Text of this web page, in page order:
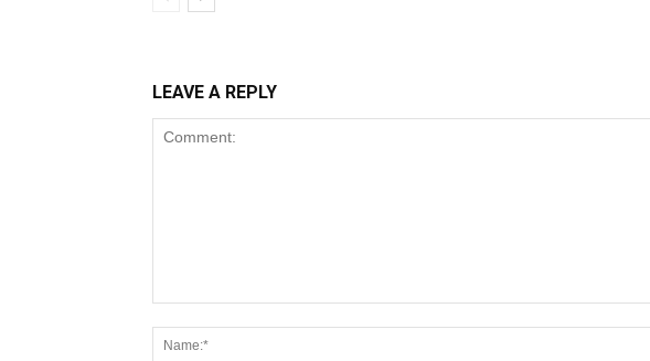
LEAVE A REPLY